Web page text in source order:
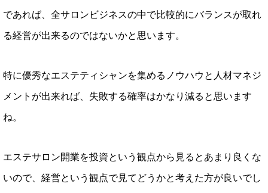
であれば、全サロンビジネスの中で比較的にバランスが取れ
る経営が出来るのではないかと思います。
特に優秀なエステティシャンを集めるノウハウと人材マネジ
メントが出来れば、失敗する確率はかなり減ると思います
ね。
エステサロン開業を投資という観点から見るとあまり良くな
いので、経営という観点で見てどうかと考えた方が良いでし